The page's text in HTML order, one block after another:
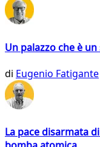
Un palazzo che è
di Eugenio Fatigante
La pace disarmata